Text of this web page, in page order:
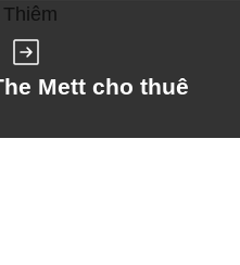
Mett cho thuê